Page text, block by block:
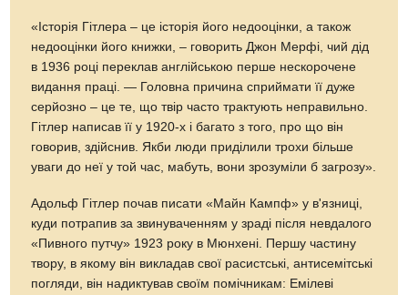
«Історія Гітлера – це історія його недооцінки, а також
недооцінки його книжки, – говорить Джон Мерфі, чий дід
в 1936 році переклав англійською перше нескорочене
видання праці. — Головна причина сприймати її дуже
серйозно – це те, що твір часто трактують неправильно.
Гітлер написав її у 1920-х і багато з того, про що він
говорив, здійснив. Якби люди приділили трохи більше
уваги до неї у той час, мабуть, вони зрозуміли б загрозу».
Адольф Гітлер почав писати «Майн Кампф» у в'язниці,
куди потрапив за звинуваченням у зраді після невдалого
«Пивного путчу» 1923 року в Мюнхені. Першу частину
твору, в якому він викладав свої расистські, антисемітські
погляди, він надиктував своїм помічникам: Емілеві